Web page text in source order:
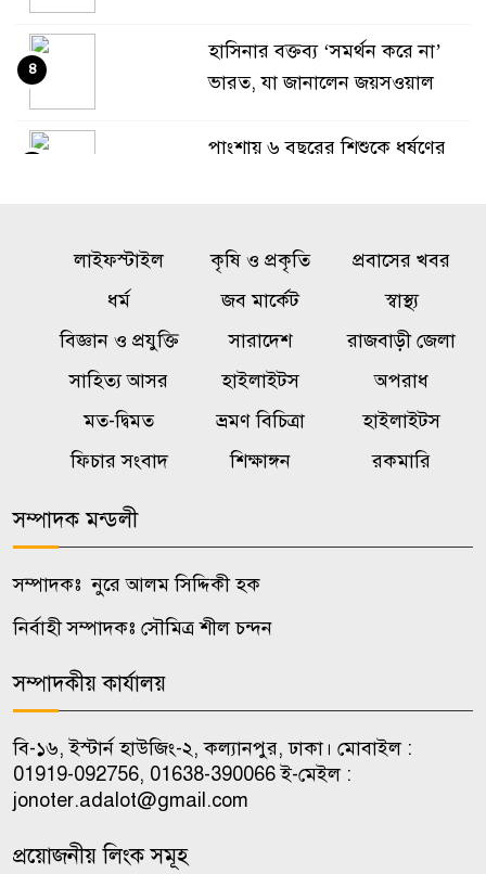
হাসিনার বক্তব্য ‘সমর্থন করে না’
ভারত, যা জানালেন জয়সওয়াল
৪
পাংশায় ৬ বছরের শিশুকে ধর্ষণের
প্যারাসেইলিংয়ে পর্যটকের মৃত্যু : মূল
আসামি ঢাকায় গ্রেপ্তার
ডাকা হচ্ছে সংসদের বিশেষ
অধিবেশন
গণঅভ্যুত্থানের প্রকৃত মালিক দেশের
১৮ কোটি জনগণ: ভূমি প্রতিমন্ত্রী
৯
মুখ খুললেন প্রবাসী প্রেমিককে
লাইফস্টাইল কৃষি ও প্রকৃতি
প্রবাসের খবর
ধর্ম
জব মার্কেট
স্বাস্থ্য
বিজ্ঞান ও প্রযুক্তি
সারাদেশ
রাজবাড়ী জেলা
সাহিত্য আসর
হাইলাইটস
অপরাধ
মত-দ্বিমত
ভ্রমণ বিচিত্রা
হাইলাইটস
ফিচার সংবাদ
শিক্ষাঙ্গন রকমারি
সম্পাদক মন্ডলী
সম্পাদকঃ নুরে আলম সিদ্দিকী হক
নির্বাহী সম্পাদকঃ সৌমিত্র শীল চন্দন
সম্পাদকীয় কার্যালয়
বি-১৬, ইস্টার্ন হাউজিং-২, কল্যানপুর, ঢাকা। মোবাইল :
01919-092756, 01638-390066 ই-মেইল :
jonoter.adalot@gmail.com
প্রয়োজনীয় লিংক সমূহ